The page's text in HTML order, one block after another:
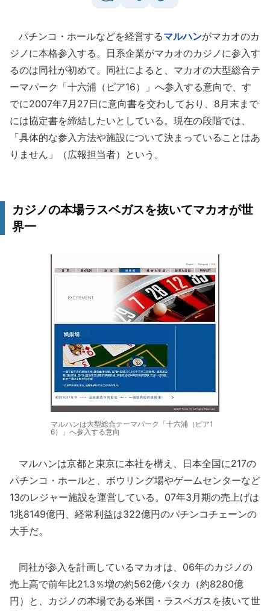
パチンコ・ホールなどを経営するマルハンがマカオのカ
ジノに本格参入する。日系企業がマカオのカジノに参入す
るのは同社が初めて。同社によると、マカオの大型総合テ
ーマパーク「十六浦（ピア16）」へ参入する意向で、す
でに2007年7月27日に意向書を交わしており、8月末まで
には協定書を締結したいとしている。現在の段階では、
「具体的な参入方法や施設について決まっていることはあ
りません」（広報担当者）という。
カジノの本場ラスベガスを抜いてマカオが世
界一
マルハンは大型総合テーマパーク「十六浦（ピア1
6）」へ参入する意向
マルハンは京都と東京に本社を構え、日本全国に217の
パチンコ・ホールと、ボウリング場やゲームセンターなど
13のレジャー施設を運営している。07年3月期の売上げは
1兆8149億円、経常利益は322億円のパチンコチェーンの
大手だ。
同社が参入を計画しているマカオは、06年のカジノの
売上高で前年比21.3％増の約562億パタカ（約8280億
円）と、カジノの本場である米国・ラスベガスを抜いて世